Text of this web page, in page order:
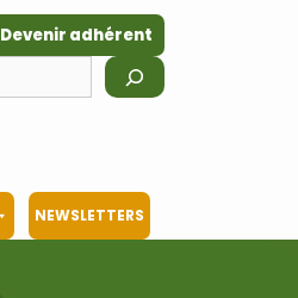
Devenir adhérent
NEWSLETTERS